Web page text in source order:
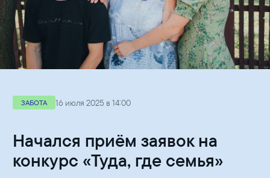
ЗАБОТА 16 июля 2025 в 14:00
Начался приём заявок на
конкурс «Туда, где семья»